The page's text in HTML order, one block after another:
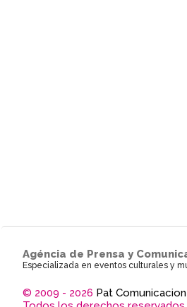
Agéncia de Prensa y
Especializada en eventos culturales y
© 2009 - 2026 Pat